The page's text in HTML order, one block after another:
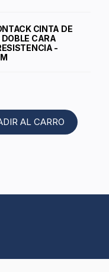
CINTA DE
CARA
-
AL CARRO